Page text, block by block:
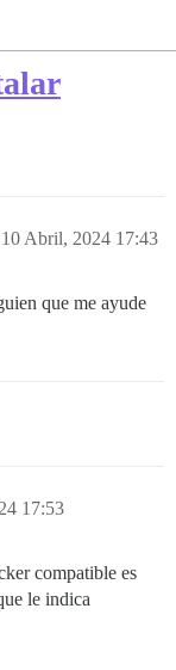
10 Abril, 2024 17:43
que me ayude
17:53
compatible es
le indica